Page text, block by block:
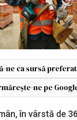
ne ca sursă
ne pe
în vârstă de